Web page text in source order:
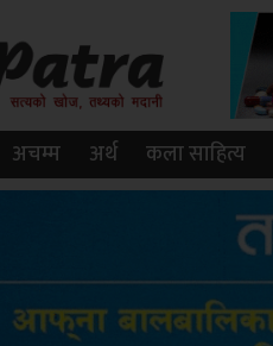
अचम्म अर्थ कला साहित्य